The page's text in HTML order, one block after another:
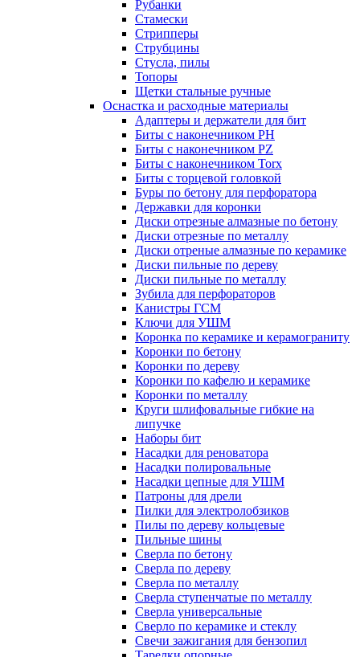
Рубанки
Стамески
Стрипперы
Струбцины
Стусла, пилы
Топоры
Щетки стальные ручные
Оснастка и расходные материалы
Адаптеры и держатели для бит
Биты с наконечником PH
Биты с наконечником PZ
Биты с наконечником Torx
Биты с торцевой головкой
Буры по бетону для перфоратора
Державки для коронки
Диски отрезные алмазные по бетону
Диски отрезные по металлу
Диски отреные алмазные по керамике
Диски пильные по дереву
Диски пильные по металлу
Зубила для перфораторов
Канистры ГСМ
Ключи для УШМ
Коронка по керамике и керамограниту
Коронки по бетону
Коронки по дереву
Коронки по кафелю и керамике
Коронки по металлу
Круги шлифовальные гибкие на
липучке
Наборы бит
Насадки для реноватора
Насадки полировальные
Насадки цепные для УШМ
Патроны для дрели
Пилки для электролобзиков
Пилы по дереву кольцевые
Пильные шины
Сверла по бетону
Сверла по дереву
Сверла по металлу
Сверла ступенчатые по металлу
Сверла универсальные
Сверло по керамике и стеклу
Свечи зажигания для бензопил